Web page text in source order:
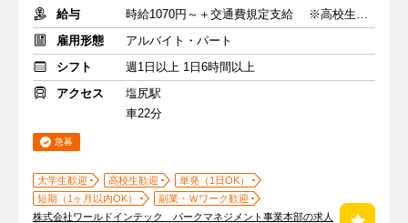
給与
時給1070円～＋交通費規定支給 ※高校生も同時給
雇用形態
アルバイト・パート
シフト
週1日以上 1日6時間以上
アクセス
塩尻駅
車22分
急募
大学生歓迎 高校生歓迎
単発（1日OK）
短期（1ヶ月以内OK）
副業・Ｗワーク歓迎
株式会社ワールドインテック パークマネジメント事業本部の求人